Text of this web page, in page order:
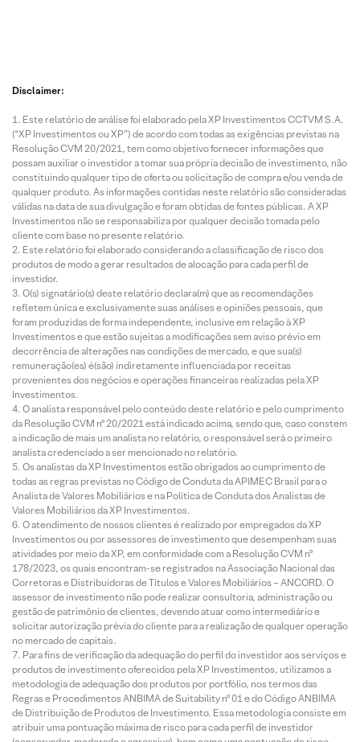
Disclaimer:
Este relatório de análise foi elaborado pela XP Investimentos CCTVM S.A.
(“XP Investimentos ou XP”) de acordo com todas as exigências previstas na
Resolução CVM 20/2021, tem como objetivo fornecer informações que
possam auxiliar o investidor a tomar sua própria decisão de investimento, não
constituindo qualquer tipo de oferta ou solicitação de compra e/ou venda de
qualquer produto. As informações contidas neste relatório são consideradas
válidas na data de sua divulgação e foram obtidas de fontes públicas. A XP
Investimentos não se responsabiliza por qualquer decisão tomada pelo
cliente com base no presente relatório.
Este relatório foi elaborado considerando a classificação de risco dos
produtos de modo a gerar resultados de alocação para cada perfil de
investidor.
O(s) signatário(s) deste relatório declara(m) que as recomendações
refletem única e exclusivamente suas análises e opiniões pessoais, que
foram produzidas de forma independente, inclusive em relação à XP
Investimentos e que estão sujeitas a modificações sem aviso prévio em
decorrência de alterações nas condições de mercado, e que sua(s)
remuneração(es) é(são) indiretamente influenciada por receitas
provenientes dos negócios e operações financeiras realizadas pela XP
Investimentos.
O analista responsável pelo conteúdo deste relatório e pelo cumprimento
da Resolução CVM nº 20/2021 está indicado acima, sendo que, caso constem
a indicação de mais um analista no relatório, o responsável será o primeiro
analista credenciado a ser mencionado no relatório.
Os analistas da XP Investimentos estão obrigados ao cumprimento de
todas as regras previstas no Código de Conduta da APIMEC Brasil para o
Analista de Valores Mobiliários e na Política de Conduta dos Analistas de
Valores Mobiliários da XP Investimentos.
O atendimento de nossos clientes é realizado por empregados da XP
Investimentos ou por assessores de investimento que desempenham suas
atividades por meio da XP, em conformidade com a Resolução CVM nº
178/2023, os quais encontram-se registrados na Associação Nacional das
Corretoras e Distribuidoras de Títulos e Valores Mobiliários – ANCORD. O
assessor de investimento não pode realizar consultoria, administração ou
gestão de patrimônio de clientes, devendo atuar como intermediário e
solicitar autorização prévia do cliente para a realização de qualquer operação
no mercado de capitais.
Para fins de verificação da adequação do perfil do investidor aos serviços e
produtos de investimento oferecidos pela XP Investimentos, utilizamos a
metodologia de adequação dos produtos por portfólio, nos termos das
Regras e Procedimentos ANBIMA de Suitability nº 01 e do Código ANBIMA
de Distribuição de Produtos de Investimento. Essa metodologia consiste em
atribuir uma pontuação máxima de risco para cada perfil de investidor